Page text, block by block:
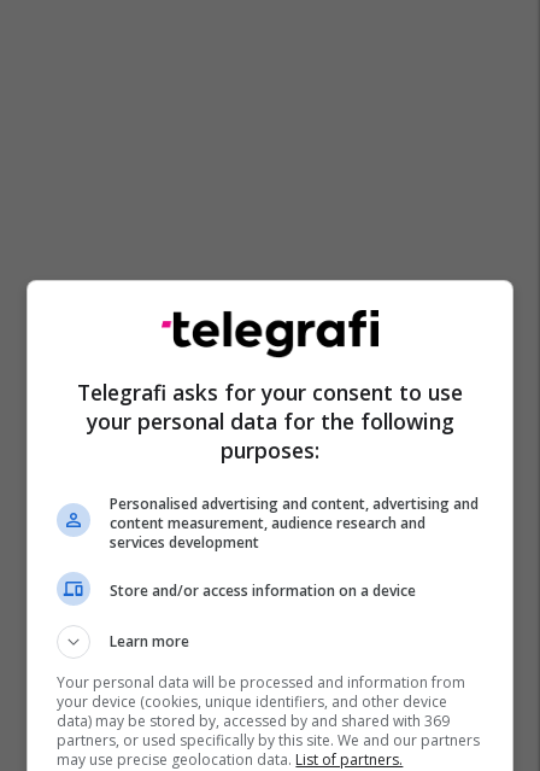
Telegrafi asks for your consent to use
your personal data for the following
purposes:
Personalised advertising and content, advertising and
content measurement, audience research and
services development
Store and/or access information on a device
Learn more
Your personal data will be processed and information from
your device (cookies, unique identifiers, and other device
data) may be stored by, accessed by and shared with 369
partners, or used specifically by this site. We and our partners
may use precise geolocation data. List of partners.